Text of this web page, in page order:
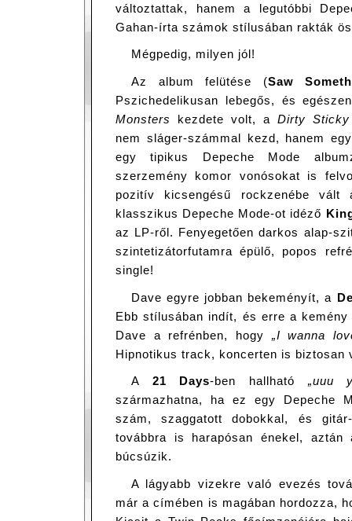
változtattak, hanem a legutóbbi
Gahan-írta számok stílusában rakták
Mégpedig, milyen jól!
Az album felütése (Saw
Pszichedelikusan lebegős, és
Monsters
kezdete volt, a Dirty
nem sláger-számmal kezd, hanem
egy tipikus Depeche Mode
szerzemény komor vonósokat is
pozitív kicsengésű rockzenébe
klasszikus Depeche Mode-ot idéző
az LP-ről. Fenyegetően darkos alap-
szintetizátorfutamra épülő, popos
single!
Dave egyre jobban bekeményít, a
Ebb stílusában indít, és erre a
Dave a refrénben, hogy „I wanna
Hipnotikus track, koncerten is biztosan
A 21 Days-ben hallható „uuu
származhatna, ha ez egy Depeche
szám, szaggatott dobokkal, és
továbbra is harapósan énekel,
búcsúzik.
A lágyabb vizekre való evezés
már a címében is magában hordozza,